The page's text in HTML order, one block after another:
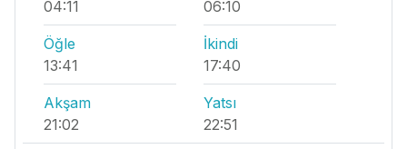
04:11
06:10
Öğle
13:41
İkindi
17:40
Akşam
21:02
Yatsı
22:51